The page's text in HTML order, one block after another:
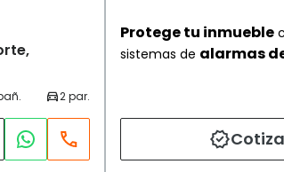
Protege tu inmueble
sistemas de alarmas